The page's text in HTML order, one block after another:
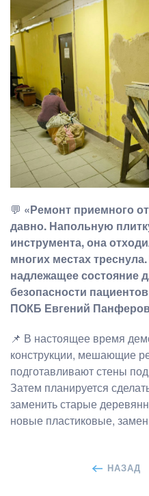
💬 «Ремонт приемного
давно. Напольную
инструмента, она
многих местах
надлежащее состояние
безопасности
ПОКБ Евгений
📌 В настоящее время
конструкции, мешающие
подготавливают стены
Затем планируется
заменить старые
новые пластиковые,
НАЗАД